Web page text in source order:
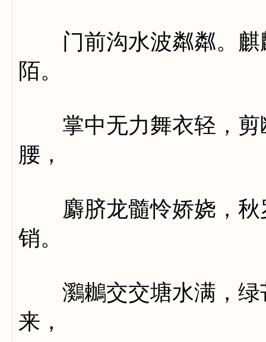
门前沟水波粼粼。麒
陌。
掌中无力舞衣轻，剪
腰，
麝脐龙髓怜娇娆，秋
销。
鸂鶒交交塘水满，绿
来，